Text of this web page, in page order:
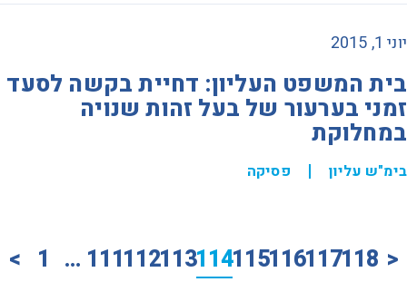
יוני 1, 2015
בית המשפט העליון: דחיית בקשה לסעד
זמני בערעור של בעל זהות שנויה
במחלוקת
בימ"ש עליון פסיקה
> 1 … 111112113114115116117118 <